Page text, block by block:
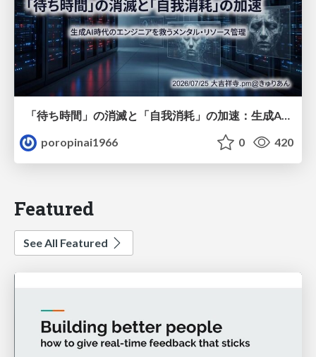
「待ち時間」の消滅と「自我消耗」の加速：生成AI時代のエンジニアを救うメンタル・リソース管理
poropinai1966
0 420
Featured
See All Featured